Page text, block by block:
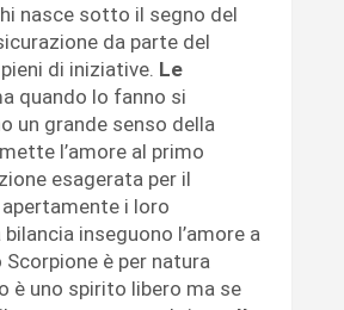
nasce sotto il segno del
da parte del
di iniziative. Le
quando lo fanno si
un grande senso della
l’amore al primo
esagerata per il
i loro
inseguono l’amore a
è per natura
è uno spirito libero ma se